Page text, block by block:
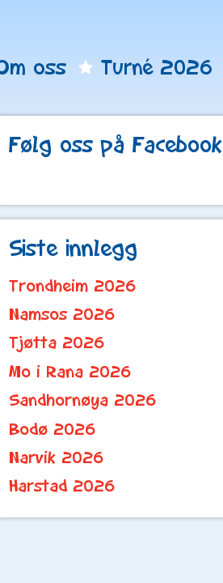
oss Turné 2026
Følg oss på Facebook
Siste innlegg
Trondheim 2026
Namsos 2026
Tjøtta 2026
Mo i Rana 2026
Sandhornøya 2026
Bodø 2026
Narvik 2026
Harstad 2026